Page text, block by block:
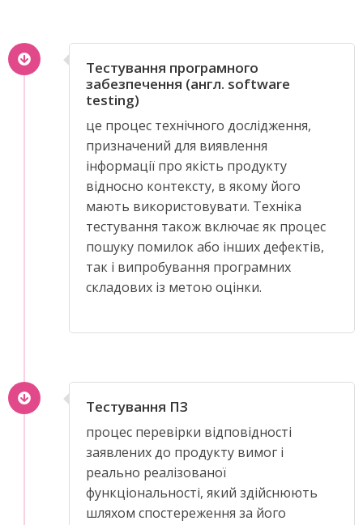
Тестування програмного
забезпечення (англ. software
testing)
це процес технічного дослідження,
призначений для виявлення
інформації про якість продукту
відносно контексту, в якому його
мають використовувати. Техніка
тестування також включає як процес
пошуку помилок або інших дефектів,
так і випробування програмних
складових із метою оцінки.
Тестування ПЗ
процес перевірки відповідності
заявлених до продукту вимог і
реально реалізованої
функціональності, який здійснюють
шляхом спостереження за його